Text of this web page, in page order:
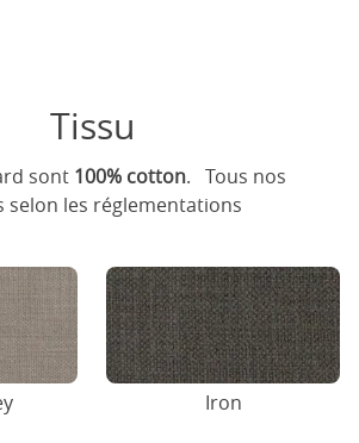
Tissu
sont 100% cotton. Tous nos
les réglementations
Iron